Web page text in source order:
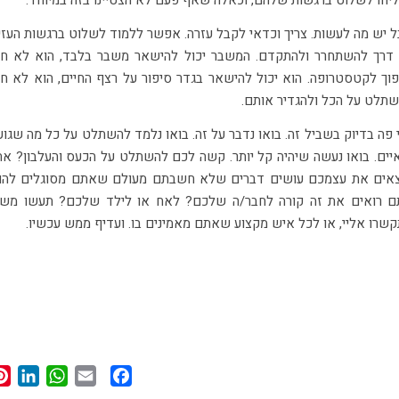
יש מה לעשות. צריך וכדאי לקבל עזרה. אפשר ללמוד לשלוט ברגשות
דרך להשתחרר ולהתקדם. המשבר יכול להישאר משבר בלבד, הוא לא
לקטסטרופה. הוא יכול להישאר בגדר סיפור על רצף החיים, הוא לא
על הכל ולהגדיר אותם.
פה בדיוק בשביל זה. בואו נדבר על זה. בואו נלמד להשתלט על כל מה
בואו נעשה שיהיה קל יותר. קשה לכם להשתלט על הכעס והעלבון?
את עצמכם עושים דברים שלא חשבתם מעולם שאתם מסוגלים
רואים את זה קורה לחבר/ה שלכם? לאח או לילד שלכם? תעשו
אליי, או לכל איש מקצוע שאתם מאמינים בו. ועדיף ממש עכשיו.
Email